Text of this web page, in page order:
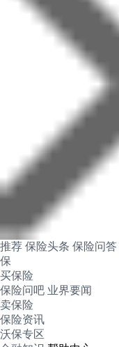
推荐 保险头条 保险问答
保
买保险
保险问吧 业界要闻
卖保险
保险资讯
沃保专区